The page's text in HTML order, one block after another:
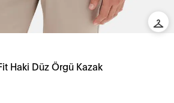
Haki Düz Örgü Kazak